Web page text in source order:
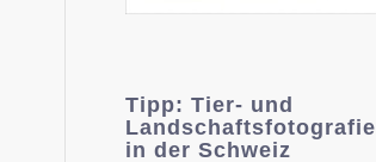
Tipp: Tier- und
Landschaftsfotografie
in der Schweiz